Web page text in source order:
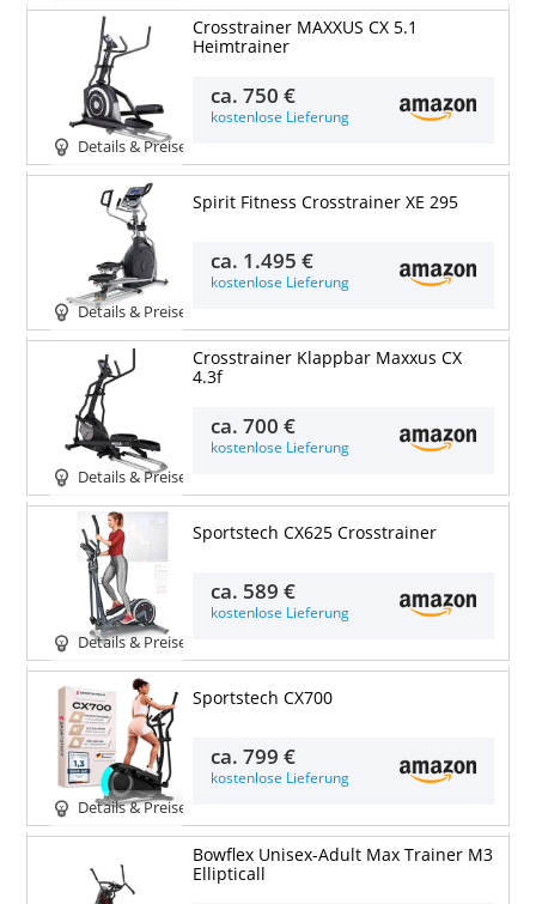
Details & Preise
Crosstrainer MAXXUS CX 5.1
Heimtrainer
ca.750 €
kostenlose Lieferung
Details & Preise
Spirit Fitness Crosstrainer XE 295
ca. 1.495 €
kostenlose Lieferung
Details & Preise
Crosstrainer Klappbar Maxxus CX
4.3f
ca.700 €
kostenlose Lieferung
Details & Preise
Sportstech CX625 Crosstrainer
ca. 589 €
kostenlose Lieferung
Details & Preise
Sportstech CX700
ca.799 €
kostenlose Lieferung
Bowflex Unisex-Adult Max Trainer M3
Ellipticall